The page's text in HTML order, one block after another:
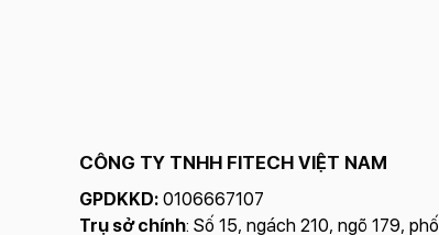
CÔNG TY TNHH FITECH VIỆT NAM
GPDKKD: 0106667107
Trụ sở chính: Số 15, ngách 210, ngõ 179, phố